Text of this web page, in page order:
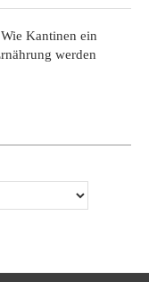
Kantinen ein
werden